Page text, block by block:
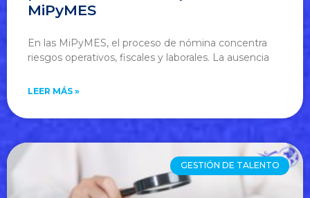
MiPyMES
En las MiPyMES, el proceso de nómina concentra
riesgos operativos, fiscales y laborales. La ausencia
LEER MÁS »
GESTIÓN DE TALENTO